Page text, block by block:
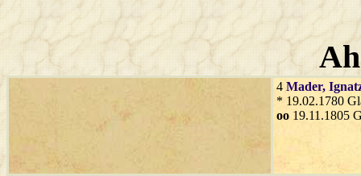
4 Mader,
* 19.02.1780
oo 19.11.1805